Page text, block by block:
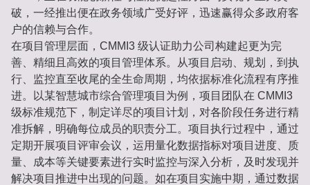
破，一经推出便在政务领域广受好评，迅速赢得众多政府客
户的信赖与合作。
在项目管理层面，CMMI3 级认证助力公司构建起更为完
善、精细且高效的项目管理体系。从项目启动、规划，到执
行、监控直至收尾的全生命周期，均依据标准化流程有序推
进。以某智慧城市综合管理项目为例，项目团队在 CMMI3
级标准规范下，制定详尽的项目计划，对各阶段任务进行精
准拆解，明确每位成员的职责分工。项目执行过程中，通过
定期开展项目评审会议，运用量化数据指标对项目进度、质
量、成本等关键要素进行实时监控与深入分析，及时发现并
解决项目推进中出现的问题。如在项目实施中期，通过数据